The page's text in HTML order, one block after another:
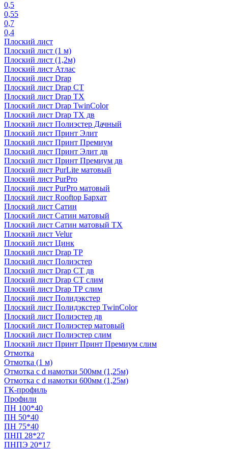
0,5
0,55
0,7
0,4
Плоский лист
Плоский лист (1 м)
Плоский лист (1,2м)
Плоский лист Атлас
Плоский лист Drap
Плоский лист Drap СТ
Плоский лист Drap TX
Плоский лист Drap TwinColor
Плоский лист Drap ТХ дв
Плоский лист Полиэстер Дачный
Плоский лист Принт Элит
Плоский лист Принт Премиум
Плоский лист Принт Элит дв
Плоский лист Принт Премиум дв
Плоский лист PurLite матовый
Плоский лист PurPro
Плоский лист PurPro матовый
Плоский лист Rooftop Бархат
Плоский лист Сатин
Плоский лист Сатин матовый
Плоский лист Сатин матовый TX
Плоский лист Velur
Плоский лист Цинк
Плоский лист Drap ТР
Плоский лист Полиэстер
Плоский лист Drap СТ дв
Плоский лист Drap СТ слим
Плоский лист Drap ТР слим
Плоский лист Полидэкстер
Плоский лист Полидэкстер TwinColor
Плоский лист Полиэстер дв
Плоский лист Полиэстер матовый
Плоский лист Полиэстер слим
Плоский лист Принт Принт Премиум слим
Отмотка
Отмотка (1 м)
Отмотка с d намотки 500мм (1,25м)
Отмотка с d намотки 600мм (1,25м)
ГК-профиль
Профили
ПН 100*40
ПН 50*40
ПН 75*40
ПНП 28*27
ПНПЭ 20*17